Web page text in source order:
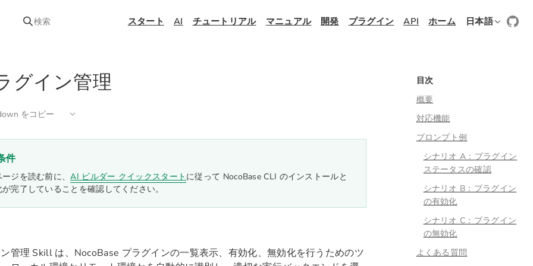
検索 スタート AI チュートリアル マニュアル 開発 プラグイン API ホーム 日本語
グイン管理
をコピー
件
ージを読む前に、AI ビルダー クイックスタート に従って NocoBase CLI のインストールと
完了していることを確認してください。
管理 Skill は、NocoBase プラグインの一覧表示、有効化、無効化を行うためのツ
目次
概要
対応機能
プロンプト例
シナリオ A：プラグイン
ステータスの確認
シナリオ B：プラグイン
の有効化
シナリオ C：プラグイン
の無効化
よくある質問